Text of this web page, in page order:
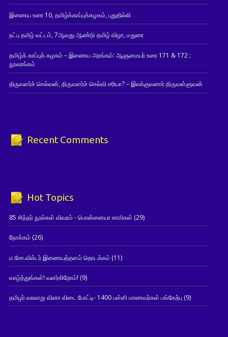
இணைய உரை 10, தமிழ்க்காப்புக்கழகம், புதுதில்லி
நட்பு தமிழ் வட்டம், 7ஆவது ஆண்டு தமிழ் விழா, மதுரை
தமிழ்க் காப்புக் கழகம் – இணைய அரங்கம்: ஆளுமையர் உரை 171 & 172 ;
நூலரங்கம்
திருவளர்ச் செல்வன், திருவளர்ச் செல்வி சரியா? – இலக்குவனார் திருவள்ளுவன்
Recent Comments
Hot Topics
85 சித்தர் நூல்கள் விவரம் - பொன்னையா சாமிகள் (29)
நோக்கம் (26)
ம.சோ.விக்டர் இணையத்தளம் தொடக்கம் (11)
வாழ்த்துங்கள்! வளர்கிறோம்! (9)
தமிழர் வரலாறு வினா விடை போட்டி- 1400 பள்ளி மாணவர்கள் பங்கேற்பு(9)